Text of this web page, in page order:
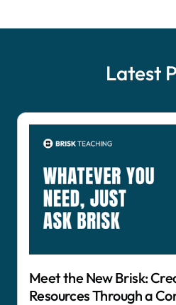
Latest
Meet the New Brisk:
Resources Through a